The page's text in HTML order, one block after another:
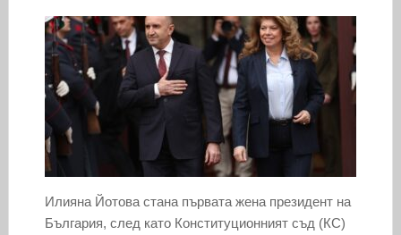
Илияна Йотова стана първата жена президент на
България, след като Конституционният съд (КС)